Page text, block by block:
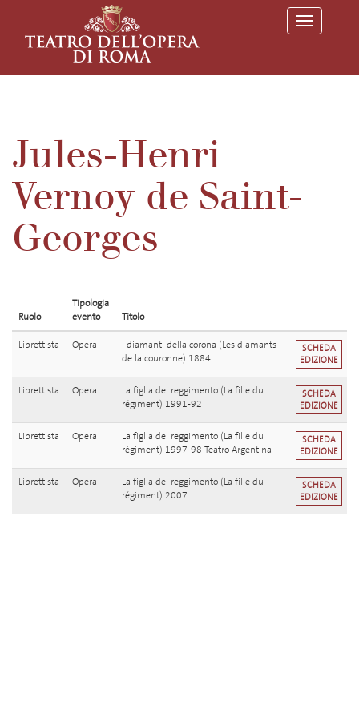
T
o
l
Jules-Henri
Vernoy de Saint-
Georges
Ruolo
Tipologia
evento
Titolo
Librettista Opera
I diamanti della corona (Les diamants
de la couronne) 1884
SCHEDA
EDIZIONE
Librettista Opera
La figlia del reggimento (La fille du
régiment) 1991-92
SCHEDA
EDIZIONE
Librettista Opera
La figlia del reggimento (La fille du
régiment) 1997-98 Teatro Argentina
SCHEDA
EDIZIONE
Librettista Opera
La figlia del reggimento (La fille du
régiment) 2007
SCHEDA
EDIZIONE